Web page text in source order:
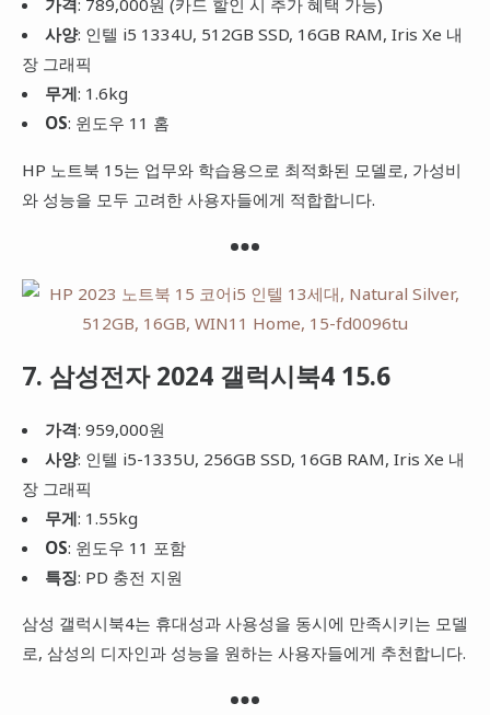
가격: 789,000원 (카드 할인 시 추가 혜택 가능)
사양: 인텔 i5 1334U, 512GB SSD, 16GB RAM, Iris Xe 내
장 그래픽
무게: 1.6kg
OS: 윈도우 11 홈
HP 노트북 15는 업무와 학습용으로 최적화된 모델로, 가성비
와 성능을 모두 고려한 사용자들에게 적합합니다.
7. 삼성전자 2024 갤럭시북4 15.6
가격: 959,000원
사양: 인텔 i5-1335U, 256GB SSD, 16GB RAM, Iris Xe 내
장 그래픽
무게: 1.55kg
OS: 윈도우 11 포함
특징: PD 충전 지원
삼성 갤럭시북4는 휴대성과 사용성을 동시에 만족시키는 모델
로, 삼성의 디자인과 성능을 원하는 사용자들에게 추천합니다.